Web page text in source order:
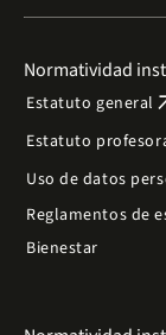
Normatividad
Estatuto general
Estatuto
Uso de datos
Reglamentos de
Bienestar